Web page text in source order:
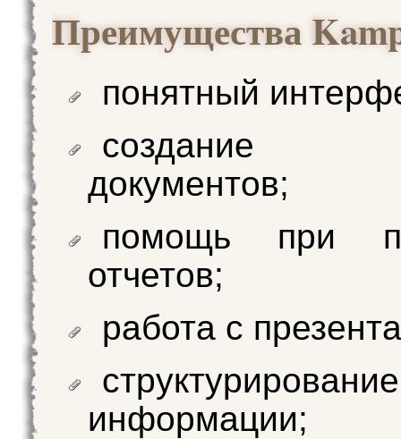
Преимущества
понятный
создание
документов;
помощь при
отчетов;
работа с
структурирование
информации;